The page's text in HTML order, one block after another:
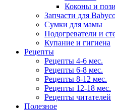
Коконы и
Запчасти для
Сумки для мамы
Подогреватели и
Купание и гигиена
Рецепты
Рецепты 4-6 мес.
Рецепты 6-8 мес.
Рецепты 8-12 мес.
Рецепты 12-18 мес.
Рецепты читателей
Полезное